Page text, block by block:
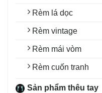
Rèm lá dọc
Rèm vintage
Rèm mái vòm
Rèm cuốn tranh
Sản phẩm thêu tay